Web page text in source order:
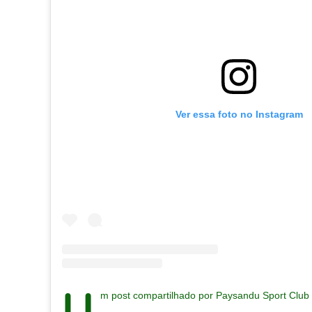
Ver essa foto no Instagram
m post compartilhado por Paysandu Sport Club